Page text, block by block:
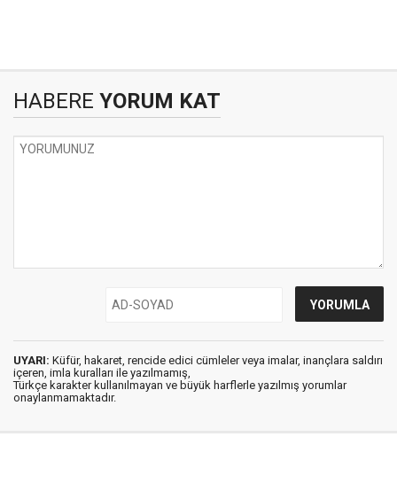
HABERE YORUM KAT
UYARI: Küfür, hakaret, rencide edici cümleler veya imalar, inançlara saldırı
içeren, imla kuralları ile yazılmamış,
Türkçe karakter kullanılmayan ve büyük harflerle yazılmış yorumlar
onaylanmamaktadır.